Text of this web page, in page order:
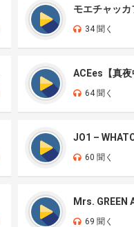
34 聞く
ACEes【真夜
64 聞く
JO1 –
60 聞く
69 聞く